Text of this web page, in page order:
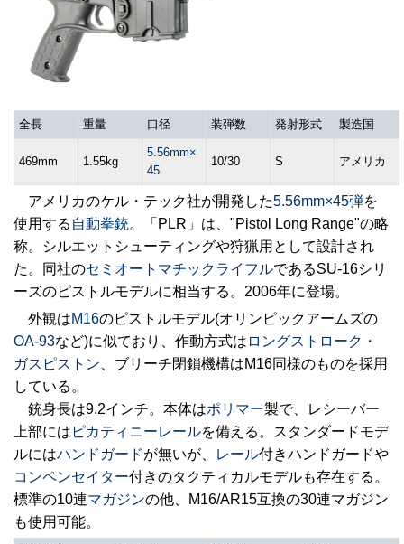
全長 重量 口径 装弾数 発射形式 製造国
469mm 1.55kg
5.56mm×
45
10/30 S アメリカ
アメリカのケル・テック社が開発した5.56mm×45弾を
使用する 自動拳銃。「PLR」は、"Pistol Long Range"の略
称。シルエットシューティングや狩猟用として設計され
た。同社のセミオートマチックライフルであるSU-16シリ
ーズのピストルモデルに相当する。2006年に登場。
外観はM16のピストルモデル(オリンピックアームズの
OA-93など)に似ており、作動方式は ロングストローク・
ガスピストン 、ブリーチ閉鎖機構はM16同様のものを採用
している。
銃身長は9.2インチ。本体はポリマー製で、レシーバー
上部には ピカティニーレールを備える。スタンダードモデ
ルにはハンドガードが無いが、 レール付きハンドガードや
コンペンセイター付きのタクティカルモデルも存在する。
標準の10連マガジンの他、M16/AR15互換の30連マガジン
も使用可能。